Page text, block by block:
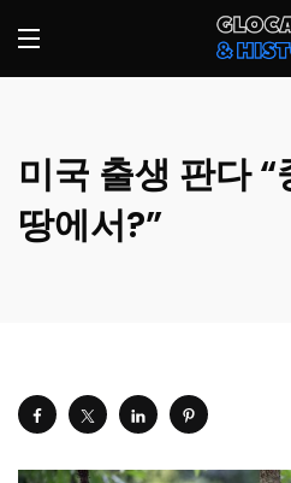
미국 출생 판다
땅에서?”